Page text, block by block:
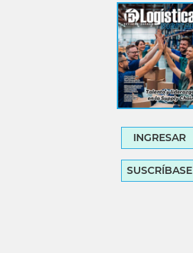
INGRESAR
SUSCRÍBASE